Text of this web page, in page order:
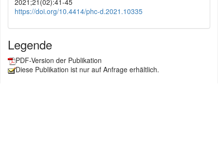
https://doi.org/10.4414/phc-d.2021.10335
Legende
PDF-Version der Publikation
Diese Publikation ist nur auf Anfrage erhältlich.